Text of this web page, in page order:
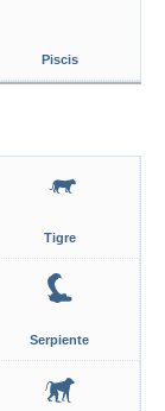
Piscis
Tigre
Serpiente